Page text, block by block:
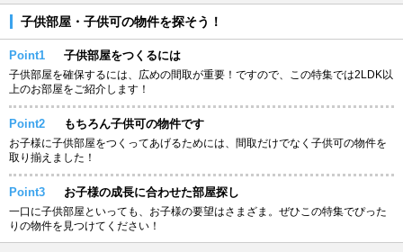
子供部屋・子供可の物件を探そう！
Point1 子供部屋をつくるには
子供部屋を確保するには、広めの間取が重要！ですので、この特集では2LDK以
上のお部屋をご紹介します！
Point2 もちろん子供可の物件です
お子様に子供部屋をつくってあげるためには、間取だけでなく子供可の物件を
取り揃えました！
Point3 お子様の成長に合わせた部屋探し
一口に子供部屋といっても、お子様の要望はさまざま。ぜひこの特集でぴった
りの物件を見つけてください！